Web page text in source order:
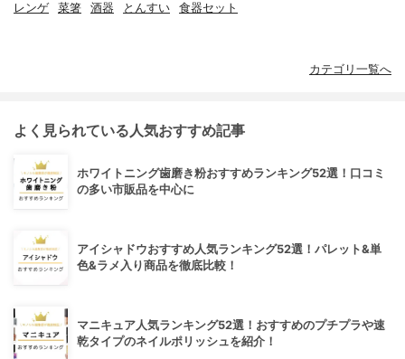
レンゲ 菜箸 酒器 とんすい 食器セット
カテゴリ一覧へ
よく見られている人気おすすめ記事
ホワイトニング歯磨き粉おすすめランキング52選！口コミ
の多い市販品を中心に
アイシャドウおすすめ人気ランキング52選！パレット&単
色&ラメ入り商品を徹底比較！
マニキュア人気ランキング52選！おすすめのプチプラや速
乾タイプのネイルポリッシュを紹介！